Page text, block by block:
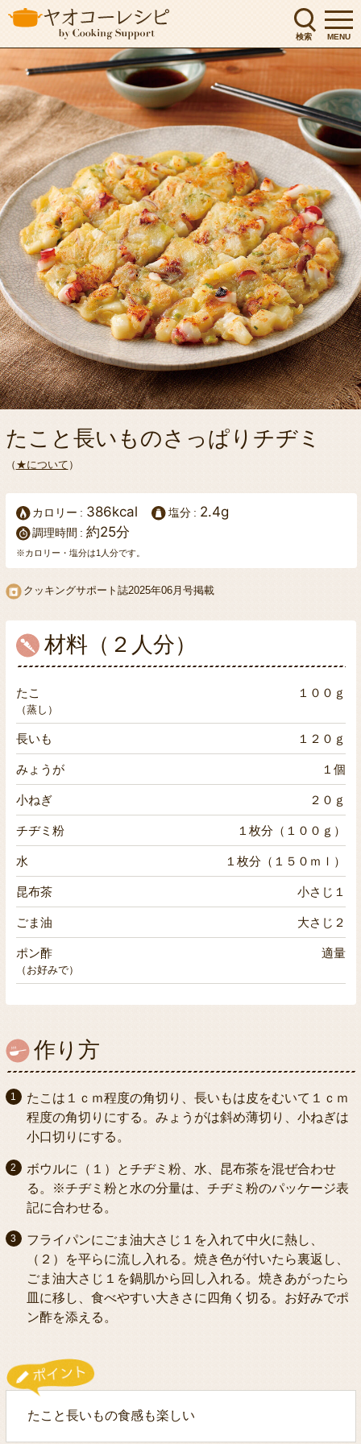
検索 MENU
たこと長いものさっぱりチヂミ
（ ★について ）
カロリー 386kcal 塩分 2.4g
調理時間 約25分
※カロリー・塩分は1人分です。
クッキングサポート誌2025年06月号掲載
材料（２人分）
たこ １００ｇ
（蒸し）
長いも １２０ｇ
みょうが １個
小ねぎ ２０ｇ
チヂミ粉 １枚分（１００ｇ）
水 １枚分（１５０ｍｌ）
昆布茶 小さじ１
ごま油 大さじ２
ポン酢 適量
（お好みで）
作り方
たこは１ｃｍ程度の角切り、長いもは皮をむいて１ｃｍ
程度の角切りにする。みょうがは斜め薄切り、小ねぎは
小口切りにする。
ボウルに（１）とチヂミ粉、水、昆布茶を混ぜ合わせ
る。※チヂミ粉と水の分量は、チヂミ粉のパッケージ表
記に合わせる。
フライパンにごま油大さじ１を入れて中火に熱し、
（２）を平らに流し入れる。焼き色が付いたら裏返し、
ごま油大さじ１を鍋肌から回し入れる。焼きあがったら
皿に移し、食べやすい大きさに四角く切る。お好みでポ
ン酢を添える。
たこと長いもの食感も楽しい